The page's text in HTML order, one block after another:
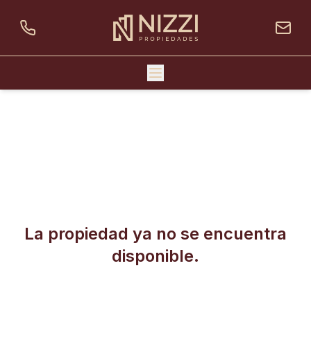
La propiedad ya no se encuentra
disponible.